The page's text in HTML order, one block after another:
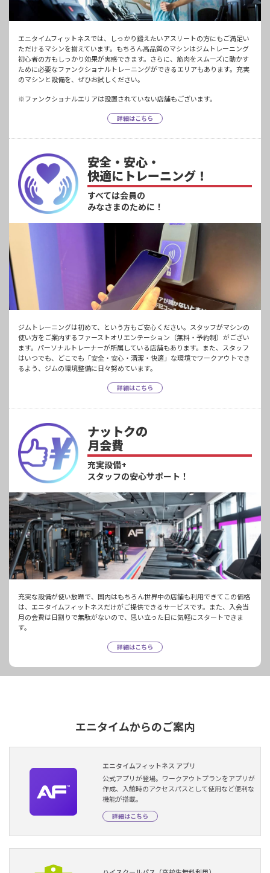
エニタイムフィットネスでは、しっかり鍛えたいアスリートの方にもご満足い
ただけるマシンを揃えています。もちろん高品質のマシンはジムトレーニング
初心者の方もしっかり効果が実感できます。さらに、筋肉をスムーズに動かす
ために必要なファンクショナルトレーニングができるエリアもあります。充実
のマシンと設備を、ぜひお試しください。
※ファンクショナルエリアは設置されていない店舗もございます。
詳細はこちら
安全・安心・
快適にトレーニング！
すべては会員の
みなさまのために！
ジムトレーニングは初めて、という方もご安心ください。スタッフがマシンの
使い方をご案内するファーストオリエンテーション（無料・予約制）がござい
ます。パーソナルトレーナーが所属している店舗もあります。また、スタッフ
はいつでも、どこでも「安全・安心・清潔・快適」な環境でワークアウトでき
るよう、ジムの環境整備に日々努めています。
詳細はこちら
ナットクの
月会費
充実設備+
スタッフの安心サポート！
充実な設備が使い放題で、国内はもちろん世界中の店舗も利用できてこの価格
は、エニタイムフィットネスだけがご提供できるサービスです。また、入会当
月の会費は日割りで無駄がないので、思い立った日に気軽にスタートできま
す。
詳細はこちら
エニタイムからのご案内
エニタイムフィットネス アプリ
公式アプリが登場。ワークアウトプランをアプリが
作成、入館時のアクセスパスとして使用など便利な
機能が搭載。
詳細はこちら